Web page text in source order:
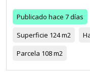
Publicado hace 7 días
Superficie 124 m2
Parcela 108 m2